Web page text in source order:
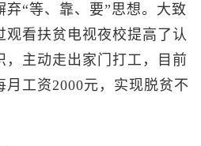
弃“等、靠、要”思想。大致
观看扶贫电视夜校提高了认
，主动走出家门打工，目前
工资2000元，实现脱贫不